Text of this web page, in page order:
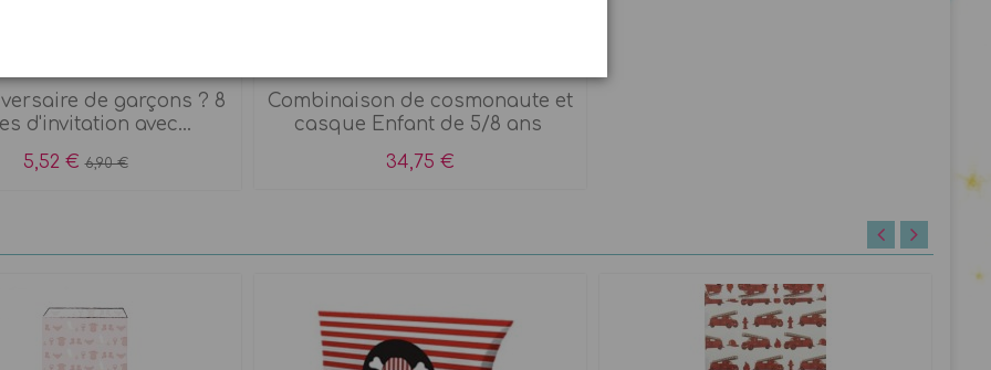
de garçons ? 8
d'invitation avec...
5,52 €6,90 €
Combinaison de cosmonaute et
casque Enfant de 5/8 ans
34,75 €